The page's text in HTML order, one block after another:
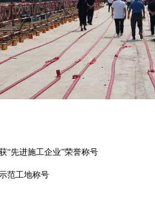
“先进施工企业”荣誉称号
范工地称号